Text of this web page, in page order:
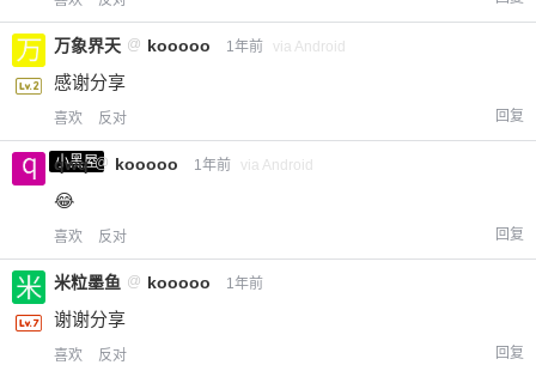
万象界天 @ kooooo 1年前 via Android
感谢分享
喜欢 反对 回复
小黑屋
qwq @ kooooo 1年前 via Android
😂
喜欢 反对 回复
米粒墨鱼 @ kooooo 1年前
谢谢分享
喜欢 反对 回复